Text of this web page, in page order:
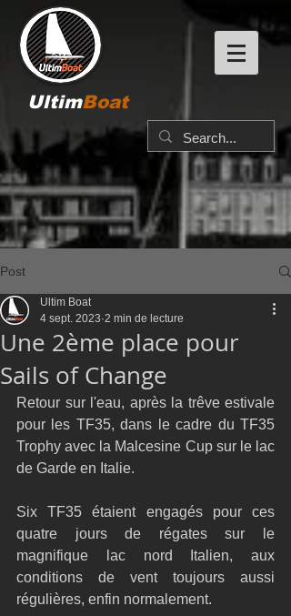
UltimBoat
Post
Une 2ème place pour
Sails of Change
Ultim Boat
4 sept. 2023 2 min de lecture
Retour sur l'eau, après la trêve estivale
pour les TF35, dans le cadre du TF35
Trophy avec la Malcesine Cup sur le lac
de Garde en Italie.
Six TF35 étaient engagés pour ces
quatre jours de régates sur le
magnifique lac nord Italien, aux
conditions de vent toujours aussi
régulières, enfin normalement.